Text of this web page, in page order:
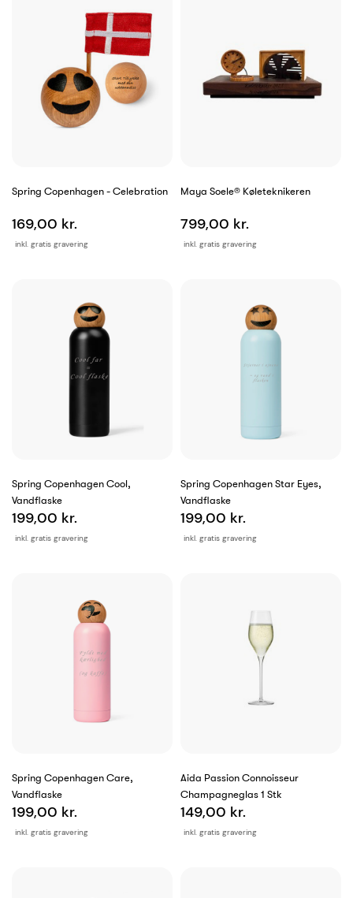
Spring Copenhagen - Celebration
inkl. gratis gravering
169,00 kr.
Maya Soele® Køleteknikeren
inkl. gratis gravering
799,00 kr.
Spring Copenhagen Cool,
Vandflaske
inkl. gratis gravering
199,00 kr.
Spring Copenhagen Star Eyes,
Vandflaske
inkl. gratis gravering
199,00 kr.
Spring Copenhagen Care,
Vandflaske
inkl. gratis gravering
199,00 kr.
Aida Passion Connoisseur
Champagneglas 1 Stk
inkl. gratis gravering
149,00 kr.